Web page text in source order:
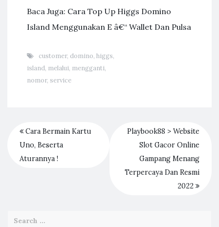
Baca Juga: Cara Top Up Higgs Domino
Island Menggunakan E â€“ Wallet Dan Pulsa
customer, domino, higgs,
island, melalui, mengganti,
nomor, service
Cara Bermain Kartu
Uno, Beserta
Aturannya !
Playbook88 > Website
Slot Gacor Online
Gampang Menang
Terpercaya Dan Resmi
2022